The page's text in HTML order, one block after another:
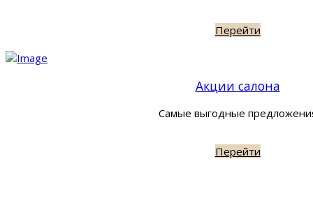
Перейти
Акции салона
Самые выгодные
Перейти